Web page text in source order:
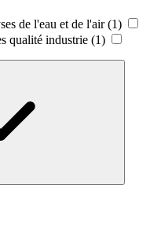
de l'eau et de l'air (1)
qualité industrie (1)